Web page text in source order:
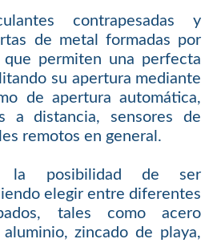
contrapesadas y
de metal formadas por
permiten una perfecta
su apertura mediante
de apertura automática,
a distancia, sensores de
remotos en general.
la posibilidad de ser
elegir entre diferentes
tales como acero
zincado de playa,